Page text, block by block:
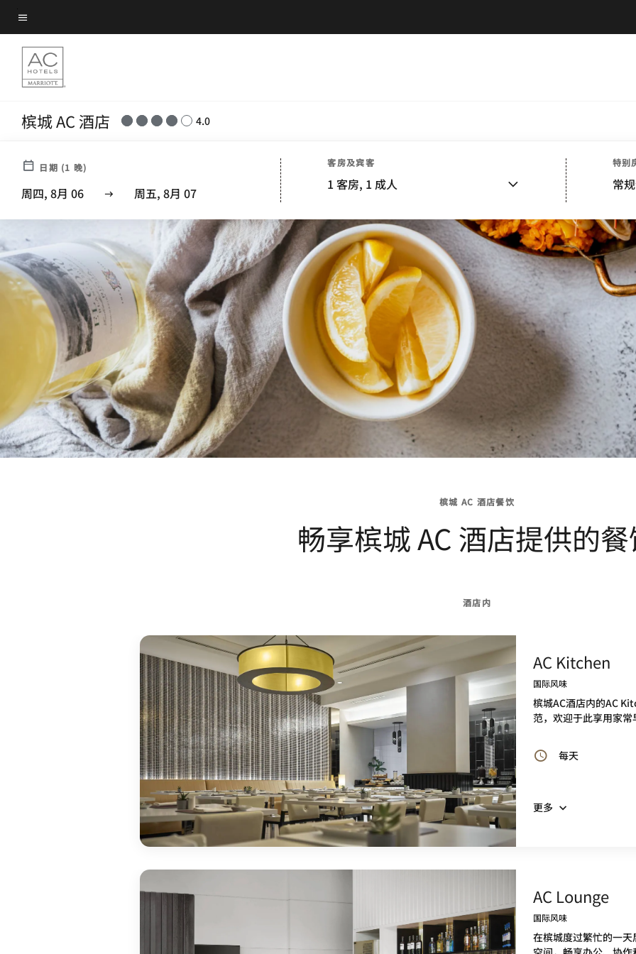
Skip
to
main
content
菜单文本
槟城 AC 酒店 4.0
日期 (1 晚)
周四, 8月 06 周五, 8月 07
客房及宾客
1 客房, 1 成人
特别
常
槟城 AC 酒店餐饮
畅享槟城 AC 酒店提供的
酒店内
AC Kitchen
国际风味
槟城AC酒店内的AC
范，欢迎于此享用家常
每天
更多
AC Lounge
国际风味
在槟城度过繁忙的一